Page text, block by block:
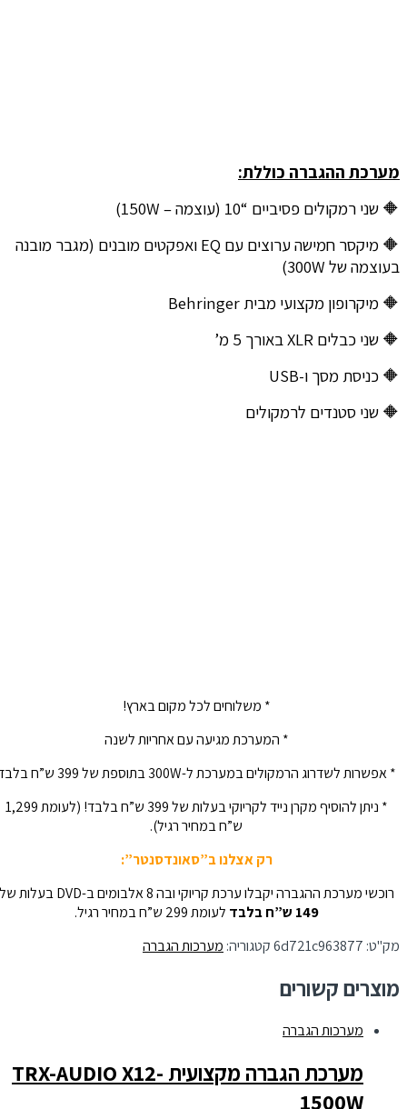
מערכת ההגברה כוללת:
🔶 שני רמקולים פסיביים “10 (עוצמה – 150W)
🔶 מיקסר חמישה ערוצים עם EQ ואפקטים מובנים (מגבר מובנה
בעוצמה של 300W)
🔶 מיקרופון מקצועי מבית Behringer
🔶 שני כבלים XLR באורך 5 מ’
🔶 כניסת מסך ו-USB
🔶 שני סטנדים לרמקולים
* משלוחים לכל מקום בארץ!
* המערכת מגיעה עם אחריות לשנה
* אפשרות לשדרוג הרמקולים במערכת ל-300W בתוספת של 399 ש”ח בלבד
* ניתן להוסיף מקרן נייד לקריוקי בעלות של 399 ש”ח בלבד! (לעומת 1,299
ש”ח במחיר רגיל).
רק אצלנו ב”סאונדסנטר”:
רוכשי מערכת ההגברה יקבלו ערכת קריוקי ובה 8 אלבומים ב-DVD בעלות של
149 ש”ח בלבד
לעומת 299 ש”ח במחיר רגיל.
מק"ט:6d721c963877קטגוריה:מערכות הגברה
מוצרים קשורים
מערכות הגברה
מערכת הגברה מקצועית TRX-AUDIO X12-
1500W